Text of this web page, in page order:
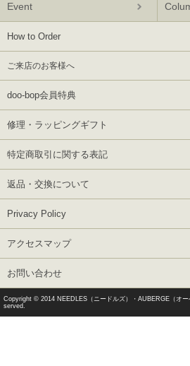
Event
How to Order
ご来店のお客様へ
doo-bop会員特典
修理・ラッピングギフト
特定商取引に関する表記
返品・交換について
Privacy Policy
アクセスマップ
お問い合わせ
Copyright © 2014 NEEDLES（ニードルズ）・AUBERGE（オー
served.